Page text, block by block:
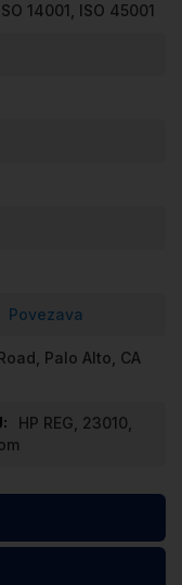
14001, ISO 45001
Povezava
Palo Alto, CA
HP REG, 23010,